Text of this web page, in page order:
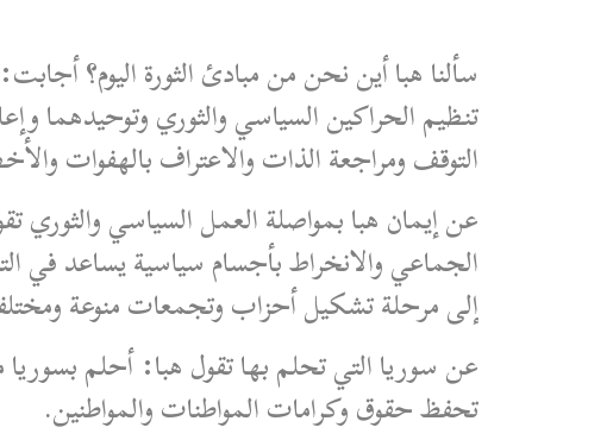
سألنا هبا أين نحن من مبادئ الثورة اليوم؟
تنظيم الحراكين السياسي والثوري وتوحيدهما
التوقف ومراجعة الذات والاعتراف بالهفوات
عن إيمان هبا بمواصلة العمل السياسي والثوري
الجماعي والانخراط بأجسام سياسية يساعد في
إلى مرحلة تشكيل أحزاب وتجمعات منوعة
عن سوريا التي تحلم بها تقول هبا: أحلم بسوريا
تحفظ حقوق وكرامات المواطنات والمواطنين.